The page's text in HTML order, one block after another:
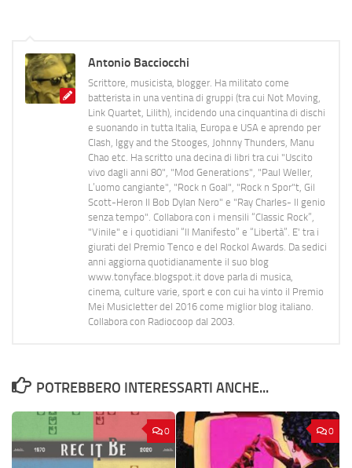
Antonio Bacciocchi
Scrittore, musicista, blogger. Ha militato come
batterista in una ventina di gruppi (tra cui Not Moving,
Link Quartet, Lilith), incidendo una cinquantina di dischi
e suonando in tutta Italia, Europa e USA e aprendo per
Clash, Iggy and the Stooges, Johnny Thunders, Manu
Chao etc. Ha scritto una decina di libri tra cui "Uscito
vivo dagli anni 80", "Mod Generations", "Paul Weller,
L’uomo cangiante", "Rock n Goal", "Rock n Spor"t, Gil
Scott-Heron Il Bob Dylan Nero" e "Ray Charles- Il genio
senza tempo". Collabora con i mensili “Classic Rock”,
"Vinile" e i quotidiani “Il Manifesto” e “Libertà”. E' tra i
giurati del Premio Tenco e del Rockol Awards. Da sedici
anni aggiorna quotidianamente il suo blog
www.tonyface.blogspot.it dove parla di musica,
cinema, culture varie, sport e con cui ha vinto il Premio
Mei Musicletter del 2016 come miglior blog italiano.
Collabora con Radiocoop dal 2003.
POTREBBERO INTERESSARTI ANCHE...
0 0